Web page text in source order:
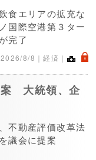
食エリアの拡充な
国際空港第３ター
完了
2026/8/8 ｜経済｜ .
案 大統領、企
不動産評価改革法
議会に提案